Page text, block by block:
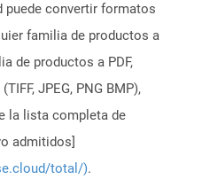
puede convertir formatos
familia de productos a
de productos a PDF,
JPEG, PNG BMP),
la lista completa de
admitidos]
total/).